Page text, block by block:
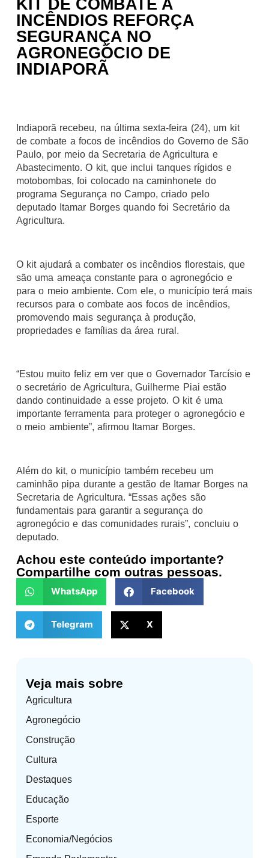
Veja mais sobre
Agricultura
Agronegócio
Construção
Cultura
Destaques
Educação
Esporte
Economia/Negócios
KIT DE COMBATE A
INCÊNDIOS REFORÇA
SEGURANÇA NO
AGRONEGÓCIO DE
INDIAPORÃ
Indiaporã recebeu, na última sexta-feira (24), um kit
de combate a focos de incêndios do Governo de São
Paulo, por meio da Secretaria de Agricultura e
Abastecimento. O kit, que inclui tanques rígidos e
motobombas, foi colocado na caminhonete do
programa Segurança no Campo, criado pelo
deputado Itamar Borges quando foi Secretário da
Agricultura.
O kit ajudará a combater os incêndios florestais, que
são uma ameaça constante para o agronegócio e
para o meio ambiente. Com ele, o município terá mais
recursos para o combate aos focos de incêndios,
promovendo mais segurança à produção,
propriedades e famílias da área rural.
“Estou muito feliz em ver que o Governador Tarcísio e
o secretário de Agricultura, Guilherme Piai estão
dando continuidade a esse projeto. O kit é uma
importante ferramenta para proteger o agronegócio e
o meio ambiente”, afirmou Itamar Borges.
Além do kit, o município também recebeu um
caminhão pipa durante a gestão de Itamar Borges na
Secretaria de Agricultura. “Essas ações são
fundamentais para garantir a segurança do
agronegócio e das comunidades rurais”, concluiu o
deputado.
Achou este conteúdo importante?
Compartilhe com outras pessoas.
WhatsApp Facebook
Telegram X